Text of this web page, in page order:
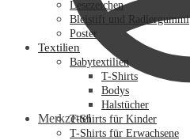
Merkzettel
Lesezeichen
Bleistift und Radiergummi
Poster
Textilien
Babytextilien
T-Shirts
Bodys
Halstücher
T-Shirts für Kinder
T-Shirts für Erwachsene